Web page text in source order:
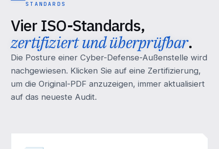
STANDARDS
Vier ISO-Standards,
zertifiziert und überprüfbar.
Die Posture einer Cyber-Defense-Außenstelle wird
nachgewiesen. Klicken Sie auf eine Zertifizierung,
um die Original-PDF anzuzeigen, immer aktualisiert
auf das neueste Audit.